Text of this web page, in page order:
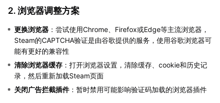
2. 浏览器调整方案
更换浏览器 ：尝试使用Chrome、Firefox或Edge等主流浏览器，
Steam的CAPTCHA验证是由谷歌提供的服务，使用谷歌浏览器可
能有更好的兼容性
清除浏览器缓存 ：打开浏览器设置，清除缓存、cookie和历史记
录，然后重新加载Steam页面
关闭广告拦截插件：暂时禁用可能影响验证码加载的浏览器插件